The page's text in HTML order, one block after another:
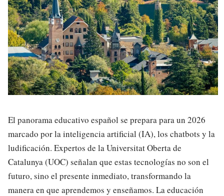
El panorama educativo español se prepara para un 2026
marcado por la inteligencia artificial (IA), los chatbots y la
ludificación. Expertos de la Universitat Oberta de
Catalunya (UOC) señalan que estas tecnologías no son el
futuro, sino el presente inmediato, transformando la
manera en que aprendemos y enseñamos. La educación